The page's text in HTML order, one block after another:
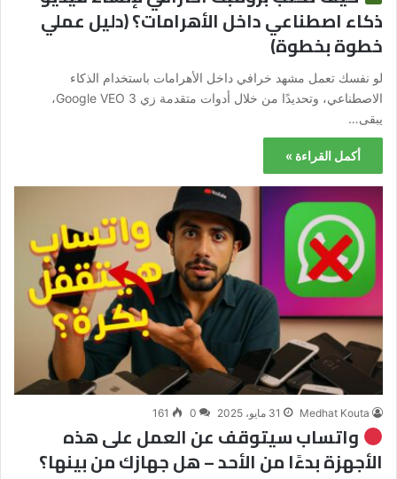
ذكاء اصطناعي داخل الأهرامات؟ (دليل عملي
خطوة بخطوة)
لو نفسك تعمل مشهد خرافي داخل الأهرامات باستخدام الذكاء
الاصطناعي، وتحديدًا من خلال أدوات متقدمة زي Google VEO 3،
يبقى…
أكمل القراءة »
Medhat Kouta 31 مايو، 2025 0
161
واتساب سيتوقف عن العمل على هذه
الأجهزة بدءًا من الأحد – هل جهازك من بينها؟